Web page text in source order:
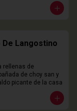
De Langostino
rellenas de
de choy san y
picante de la casa